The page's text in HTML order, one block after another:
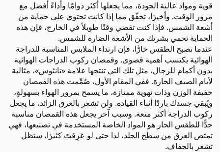
قوية ومواد عالية الجودة، مما يجعلها أكثر دوامًا وأداءً أفضل مع
مرور الوقت. وأخيرًا، تحقّق مما إذا كانت تحتوي على حماية من
أشعة الشمس. فإذا كنت تقضي وقتًا طويلاً في الخارج، فإن هذه
الحماية تحمي بشرتك من الأشعة الضارة للشمس.
عندما تصبح الطقس حارًّا، فإن ارتداء الملابس المناسبة للدراجة
الهوائية يكتسب أهمية قصوى. وقمصان ركوب الدراجات الهوائية
بدون أكمام للرجال، مثل تلك التي تنتجها علامة «تانثوس»، مثالية
لأيام الصيف الحارة. ففي المقام الأول، صُمِّمت هذه القمصان
خفيفة الوزن وذات تهوية ممتازة، ما يسمح بمرور الهواء بسهولةٍ،
ويُبقي جسدك باردًا أثناء القيادة. ولن تشعر بالعرق الزائد، ما يجعل
ركوب الدراجة أكثر متعة. وسبب آخر يجعل هذه القمصان مناسبة
جدًّا للطقس الحار هو المواد الخاصة المستخدمة في تصنيعها، فهي
تمتص العرق من سطح الجلد، لذا حتى لو عَرِقتَ كثيرًا، ستظل
تشعر بالجفاف.